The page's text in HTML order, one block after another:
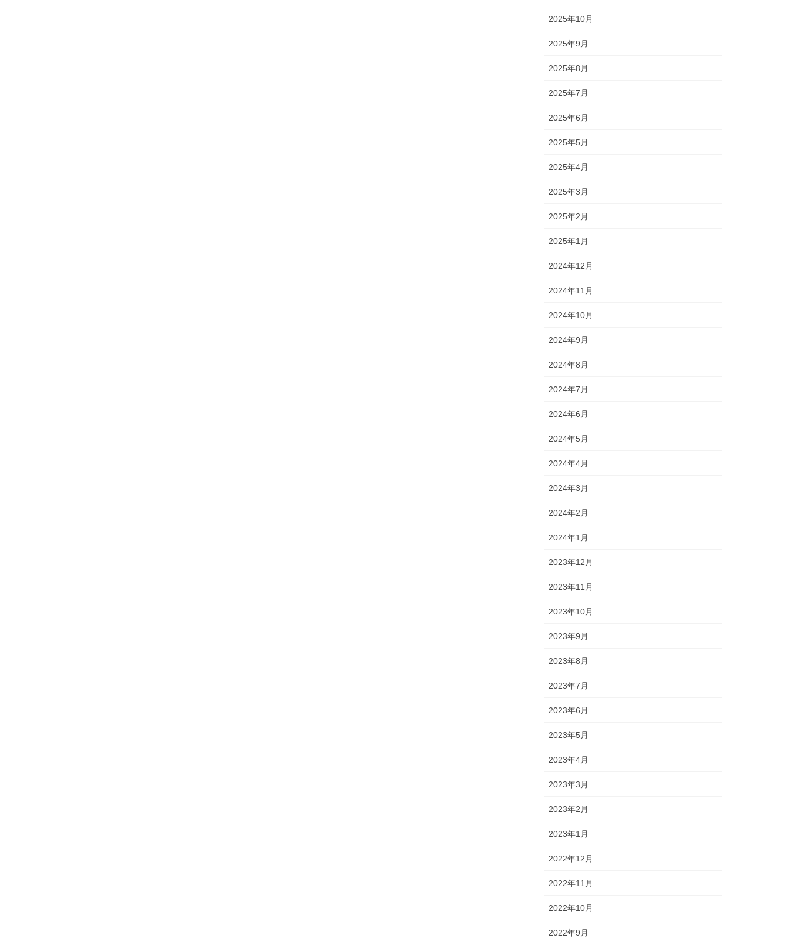
2025年10月
2025年9月
2025年8月
2025年7月
2025年6月
2025年5月
2025年4月
2025年3月
2025年2月
2025年1月
2024年12月
2024年11月
2024年10月
2024年9月
2024年8月
2024年7月
2024年6月
2024年5月
2024年4月
2024年3月
2024年2月
2024年1月
2023年12月
2023年11月
2023年10月
2023年9月
2023年8月
2023年7月
2023年6月
2023年5月
2023年4月
2023年3月
2023年2月
2023年1月
2022年12月
2022年11月
2022年10月
2022年9月